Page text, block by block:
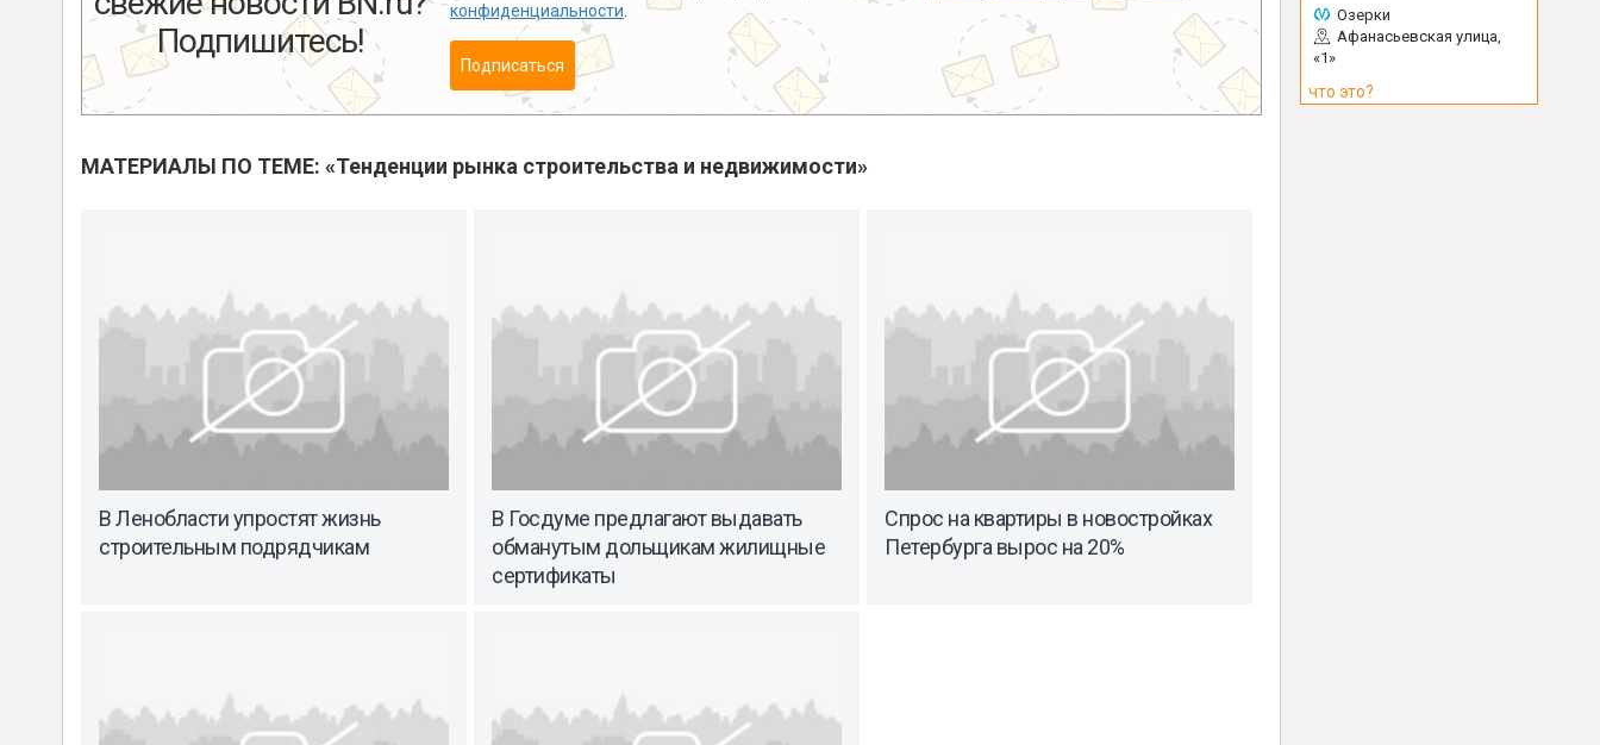
Подпишитесь!
конфиденциальности
Подписаться
МАТЕРИАЛЫ ПО ТЕМЕ: «Тенденции рынка строительства и недвижимости»
В Ленобласти упростят жизнь
строительным подрядчикам
В Госдуме предлагают выдавать
обманутым дольщикам жилищные
сертификаты
Спрос на квартиры в новостройках
Петербурга вырос на 20%
Озерки
Афанасьевская улица,
«1»
что это?